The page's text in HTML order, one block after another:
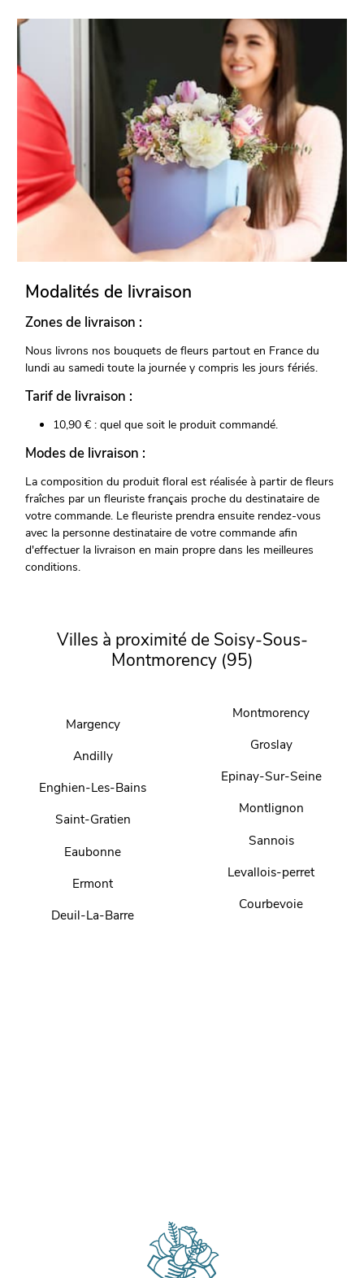
Modalités de livraison
Zones de livraison :
Nous livrons nos bouquets de fleurs partout en France du
lundi au samedi toute la journée y compris les jours fériés.
Tarif de livraison :
10,90 € : quel que soit le produit commandé.
Modes de livraison :
La composition du produit floral est réalisée à partir de fleurs
fraîches par un fleuriste français proche du destinataire de
votre commande. Le fleuriste prendra ensuite rendez-vous
avec la personne destinataire de votre commande afin
d'effectuer la livraison en main propre dans les meilleures
conditions.
Villes à proximité de Soisy-Sous-
Montmorency (95)
Margency
Andilly
Enghien-Les-Bains
Saint-Gratien
Eaubonne
Ermont
Deuil-La-Barre
Montmorency
Groslay
Epinay-Sur-Seine
Montlignon
Sannois
Levallois-perret
Courbevoie